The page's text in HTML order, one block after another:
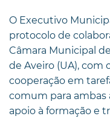
O Executivo
protocolo de
Câmara Municipal
de Aveiro (UA), com
cooperação em
comum para ambas
apoio à formação e